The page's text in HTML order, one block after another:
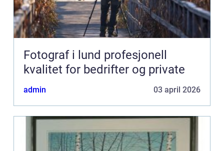
Fotograf i lund profesjonell
kvalitet for bedrifter og private
admin 03 april 2026